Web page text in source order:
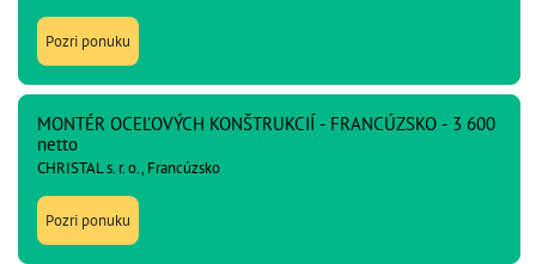
Pozri ponuku
MONTÉR OCEĽOVÝCH KONŠTRUKCIÍ - FRANCÚZSKO - 3 600
netto
CHRISTAL s. r. o., Francúzsko
Pozri ponuku